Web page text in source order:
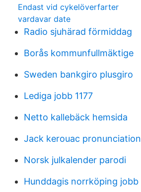
Endast vid cykelöverfarter
vardavar date
Radio sjuhärad förmiddag
Borås kommunfullmäktige
Sweden bankgiro plusgiro
Lediga jobb 1177
Netto kallebäck hemsida
Jack kerouac pronunciation
Norsk julkalender parodi
Hunddagis norrköping jobb